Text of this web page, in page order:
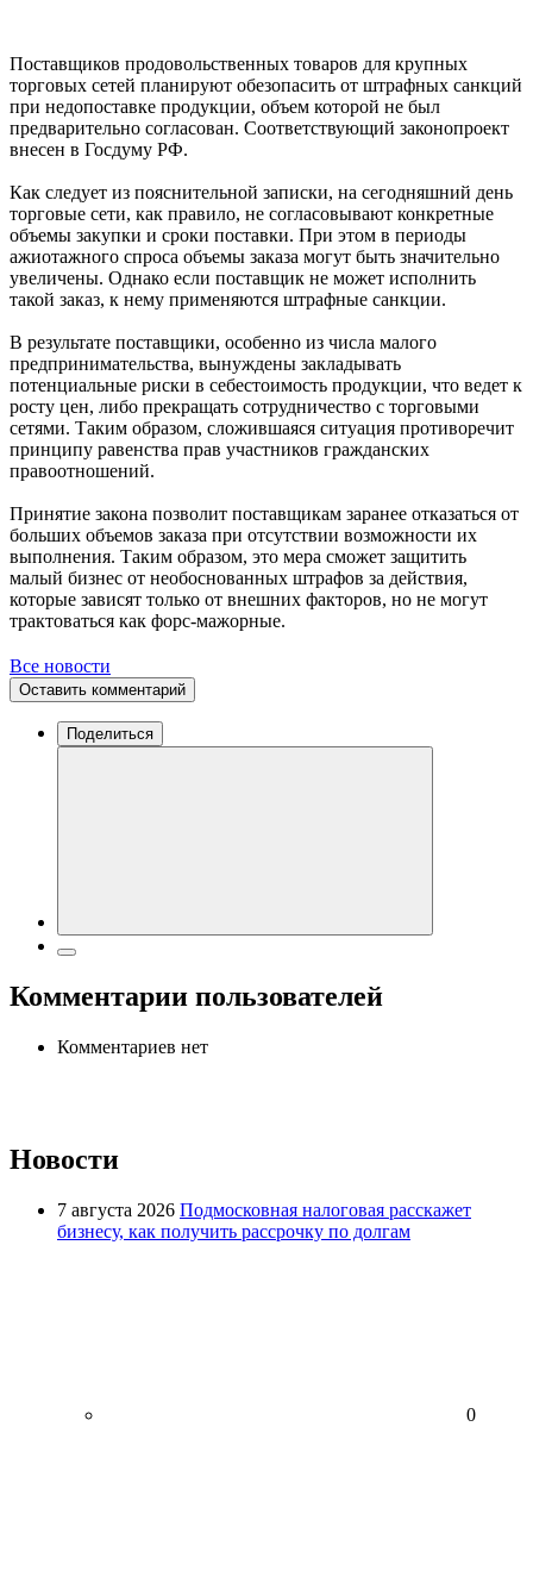
Поставщиков продовольственных товаров для крупных
торговых сетей планируют обезопасить от штрафных санкций
при недопоставке продукции, объем которой не был
предварительно согласован. Соответствующий законопроект
внесен в Госдуму РФ.
Как следует из пояснительной записки, на сегодняшний день
торговые сети, как правило, не согласовывают конкретные
объемы закупки и сроки поставки. При этом в периоды
ажиотажного спроса объемы заказа могут быть значительно
увеличены. Однако если поставщик не может исполнить
такой заказ, к нему применяются штрафные санкции.
В результате поставщики, особенно из числа малого
предпринимательства, вынуждены закладывать
потенциальные риски в себестоимость продукции, что ведет к
росту цен, либо прекращать сотрудничество с торговыми
сетями. Таким образом, сложившаяся ситуация противоречит
принципу равенства прав участников гражданских
правоотношений.
Принятие закона позволит поставщикам заранее отказаться от
больших объемов заказа при отсутствии возможности их
выполнения. Таким образом, это мера сможет защитить
малый бизнес от необоснованных штрафов за действия,
которые зависят только от внешних факторов, но не могут
трактоваться как форс-мажорные.
Все новости
Оставить комментарий
Поделиться
Комментарии пользователей
Комментариев нет
Новости
7 августа 2026 Подмосковная налоговая расскажет
бизнесу, как получить рассрочку по долгам
0